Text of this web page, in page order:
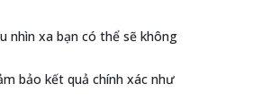
nhìn xa bạn có thể sẽ không
bảo kết quả chính xác như